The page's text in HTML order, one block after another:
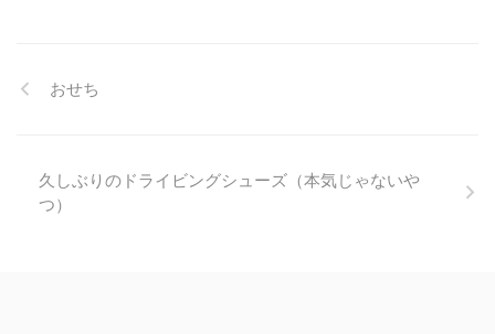
おせち
久しぶりのドライビングシューズ（本気じゃないや
つ）